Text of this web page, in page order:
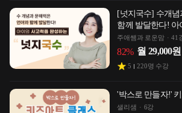
[넛지국수] 수개
함께 발달한다! 아
주애쌤과 로운맘 41
82% 월 29,000원
5 220명 수강
'박스로 만들자!'
샐리샘 6강